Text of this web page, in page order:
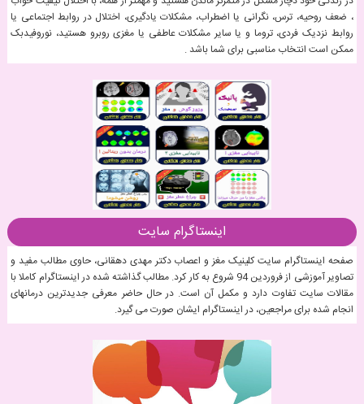
، ضعف روحیه، ترس، نگرانی یا اضطراب، مشکلات یادگیری، اختلال در روابط اجتماعی یا
روابط نزدیک فردی، تروما و یا سایر مشکلات عاطفی یا مغزی روبرو هستید، نوروفیدبک
ممکن است انتخاب مناسبی برای شما باشد .
اینستاگرام سایت
صفحه اینستاگرام سایت کلینیک مغز و اعصاب دکتر مهدی دهقانی، حاوی مطالب مفید و
تصاویر آموزشی از فروردین 94 شروع به کار کرد. مطالب گذاشته شده در اینستاگرام کاملا با
مقالات سایت تفاوت دارد و مکمل آن است. در حال حاضر معرفی جدیدترین درمانهای
انجام شده برای مراجعین، در اینستاگرام ایشان صورت می گیرد.